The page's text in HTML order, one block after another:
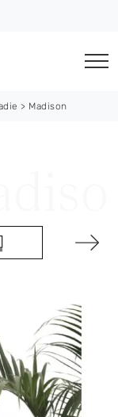
> Madison